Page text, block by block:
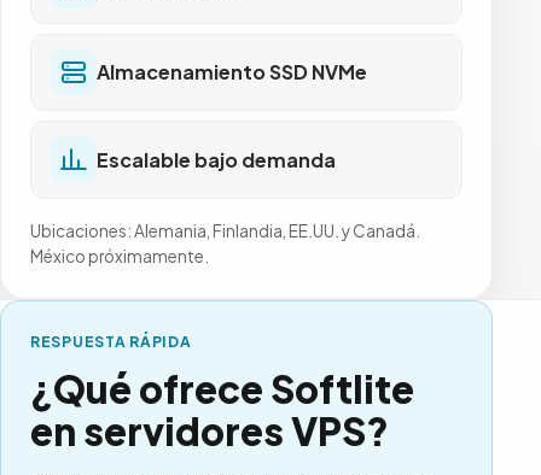
Almacenamiento SSD NVMe
Escalable bajo demanda
Ubicaciones: Alemania, Finlandia, EE.UU. y Canadá.
México próximamente.
RESPUESTA RÁPIDA
¿Qué ofrece Softlite
en servidores VPS?